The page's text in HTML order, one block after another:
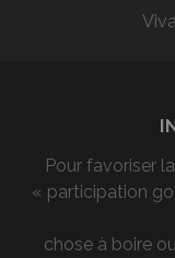
Pour favoriser
« participation
chose à boire